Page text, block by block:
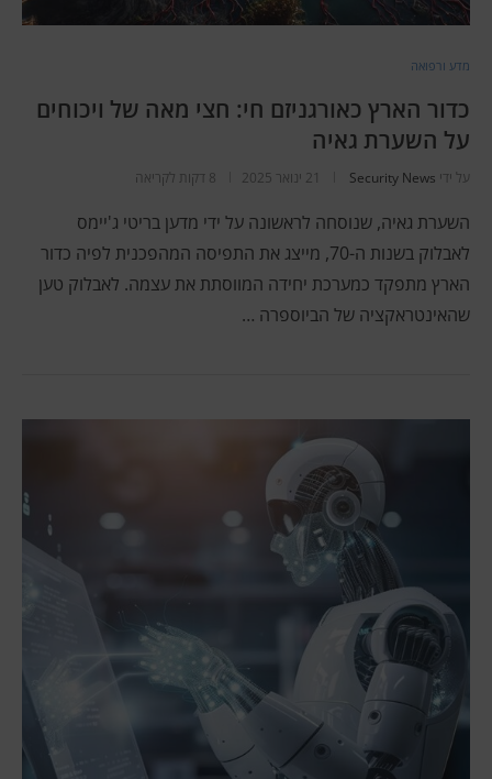
מדע ורפואה
כדור הארץ כאורגניזם חי: חצי מאה של ויכוחים
על השערת גאיה
על ידי Security News 21 ינואר 2025 8 דקות לקריאה
השערת גאיה, שנוסחה לראשונה על ידי מדען בריטי ג'יימס
לאבלוק בשנות ה-70, מייצג את התפיסה המהפכנית לפיה כדור
הארץ מתפקד כמערכת יחידה המווסתת את עצמה. לאבלוק טען
שהאינטראקציה של הביוספרה …